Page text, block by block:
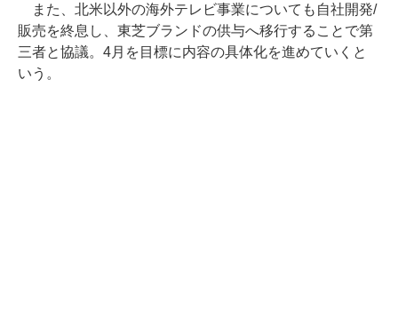
また、北米以外の海外テレビ事業についても自社開発/
販売を終息し、東芝ブランドの供与へ移行することで第
三者と協議。4月を目標に内容の具体化を進めていくと
いう。